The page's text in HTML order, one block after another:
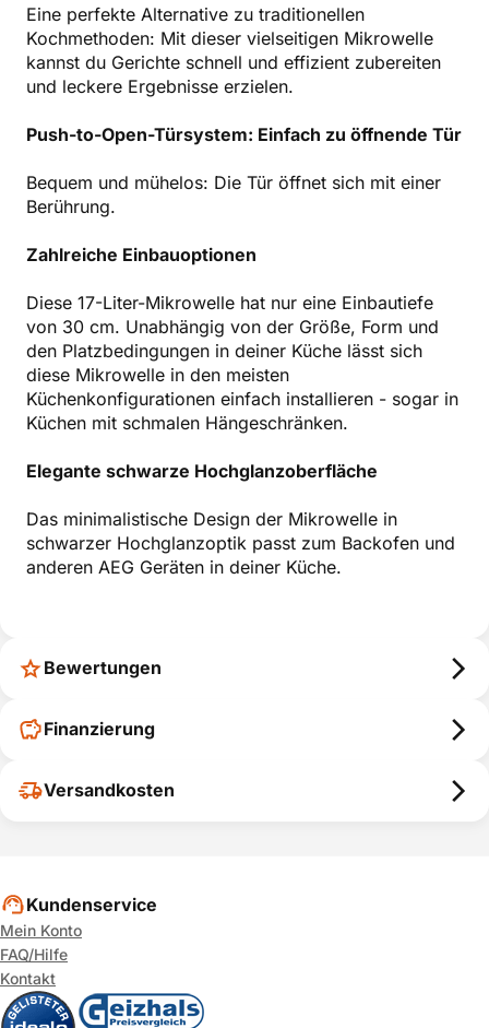
Eine perfekte Alternative zu traditionellen
Kochmethoden: Mit dieser vielseitigen Mikrowelle
kannst du Gerichte schnell und effizient zubereiten
und leckere Ergebnisse erzielen.
Push-to-Open-Türsystem: Einfach zu öffnende Tür
Bequem und mühelos: Die Tür öffnet sich mit einer
Berührung.
Zahlreiche Einbauoptionen
Diese 17-Liter-Mikrowelle hat nur eine Einbautiefe
von 30 cm. Unabhängig von der Größe, Form und
den Platzbedingungen in deiner Küche lässt sich
diese Mikrowelle in den meisten
Küchenkonfigurationen einfach installieren - sogar in
Küchen mit schmalen Hängeschränken.
Elegante schwarze Hochglanzoberfläche
Das minimalistische Design der Mikrowelle in
schwarzer Hochglanzoptik passt zum Backofen und
anderen AEG Geräten in deiner Küche.
Bewertungen
Finanzierung
Versandkosten
Kundenservice
Mein Konto
FAQ/Hilfe
Kontakt